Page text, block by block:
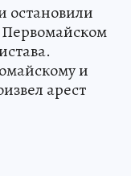
остановили
и
арест